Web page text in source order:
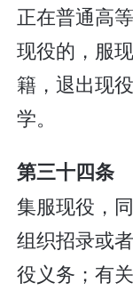
正在普通高
现役的，服
籍，退出现
学。
第三十四条
集服现役，
组织招录或
役义务；有